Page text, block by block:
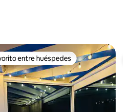
entre huéspedes preferido
entre huéspedes